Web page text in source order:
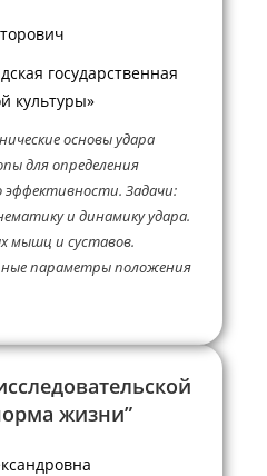
государственная
культуры»
основы удара
для определения
эффективности. Задачи:
и динамику удара.
мышц и суставов.
параметры положения
жизни”